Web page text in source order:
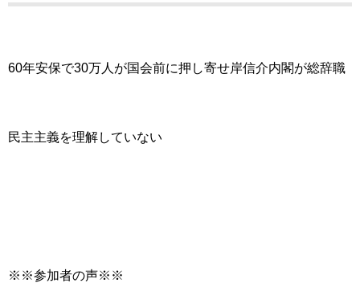
60年安保で30万人が国会前に押し寄せ岸信介内閣が総辞職
民主主義を理解していない
※※参加者の声※※